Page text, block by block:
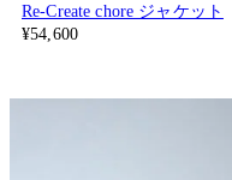
Re-Create chore ジャケット
¥54,600